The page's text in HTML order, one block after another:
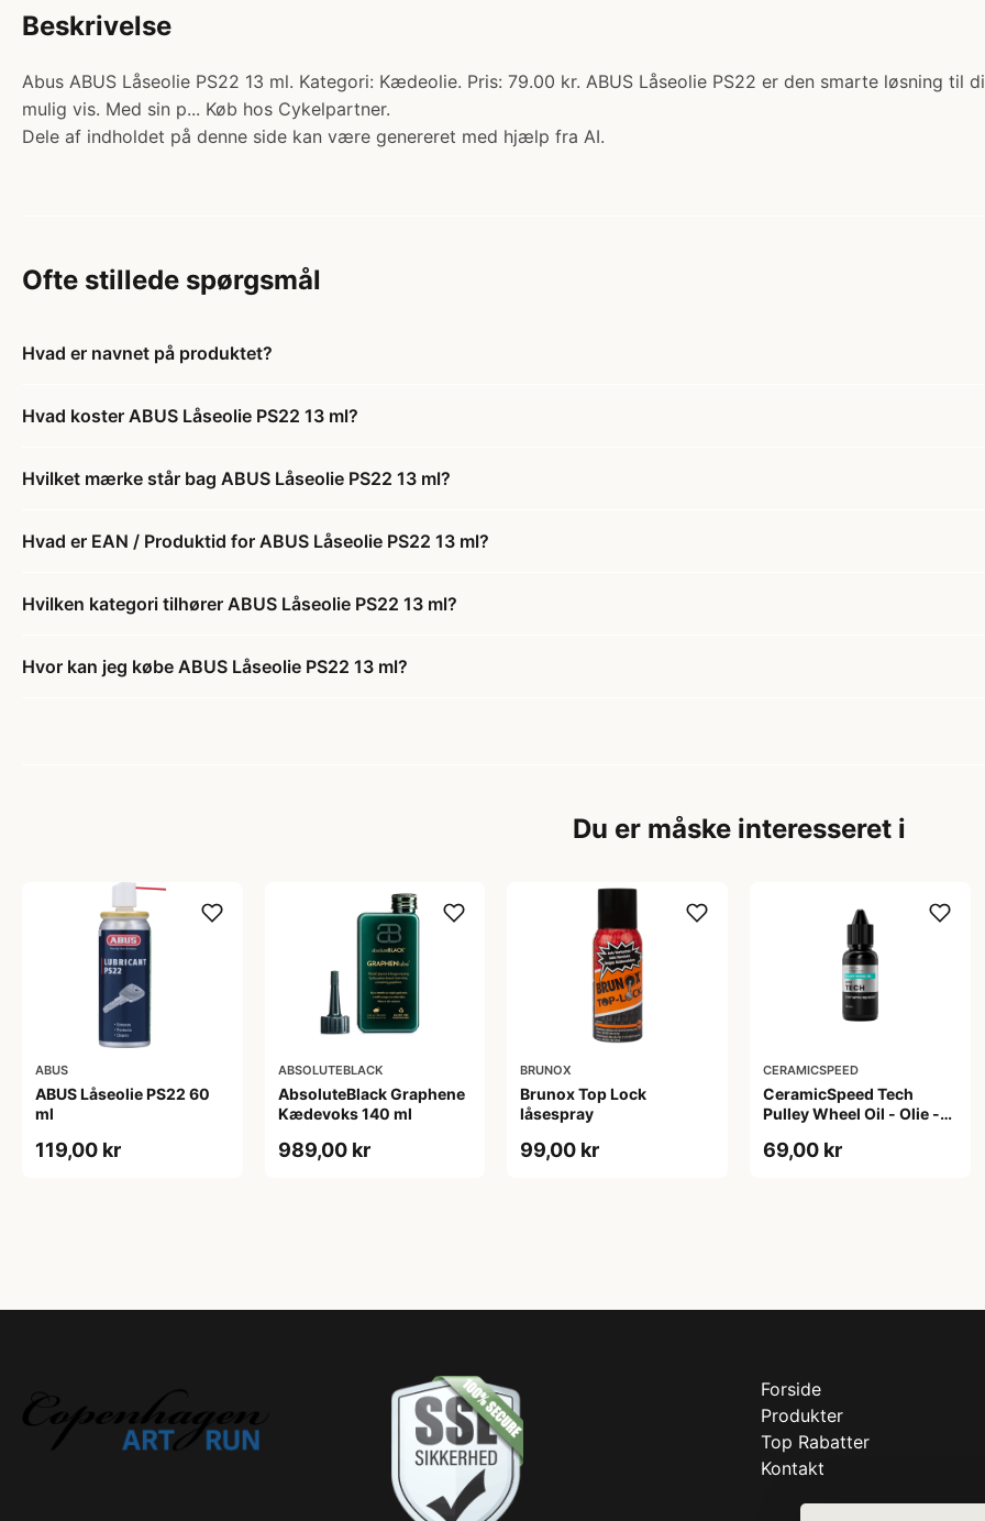
Beskrivelse
Abus ABUS Låseolie PS22 13 ml. Kategori: Kædeolie. Pris: 79.00 kr. ABUS Låseolie PS22 er den smarte løsning
mulig vis. Med sin p... Køb hos Cykelpartner.
Dele af indholdet på denne side kan være genereret med hjælp fra AI.
Ofte stillede spørgsmål
Hvad er navnet på produktet?
Hvad koster ABUS Låseolie PS22 13 ml?
Hvilket mærke står bag ABUS Låseolie PS22 13 ml?
Hvad er EAN / Produktid for ABUS Låseolie PS22 13 ml?
Hvilken kategori tilhører ABUS Låseolie PS22 13 ml?
Hvor kan jeg købe ABUS Låseolie PS22 13 ml?
Du er måske interesseret i
ABUS
ABUS Låseolie PS22 60
ml
119,00 kr
ABSOLUTEBLACK
AbsoluteBlack Graphene
Kædevoks 140 ml
989,00 kr
BRUNOX
Brunox Top Lock
låsespray
99,00 kr
CERAMICSPEED
CeramicSpeed Tech
Pulley Wheel Oil - Olie -
69,00 kr
Forside
Produkter
Top Rabatter
Kontakt